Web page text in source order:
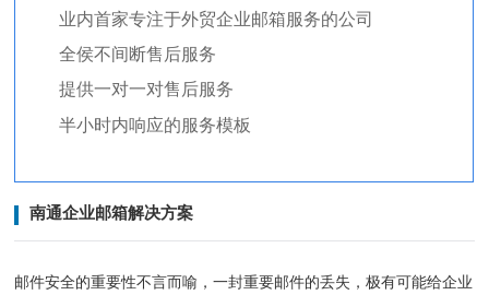
业内首家专注于外贸企业邮箱服务的公司
全侯不间断售后服务
提供一对一对售后服务
半小时内响应的服务模板
南通企业邮箱解决方案
邮件安全的重要性不言而喻，一封重要邮件的丢失，极有可能给企业